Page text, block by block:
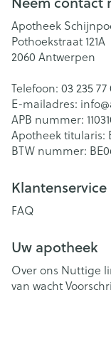
Apotheek
Pothoekstraat 121A
2060 Antwerpen
Telefoon: 03 235 77
E-mailadres: info@
APB nummer:
Apotheek titularis:
BTW nummer:
Klantenservice
FAQ
Uw apotheek
Over ons Nuttige
van wacht